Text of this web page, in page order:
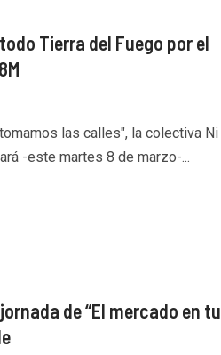
Tierra del Fuego por el
las calles", la colectiva Ni
-este martes 8 de marzo-...
de “El mercado en tu